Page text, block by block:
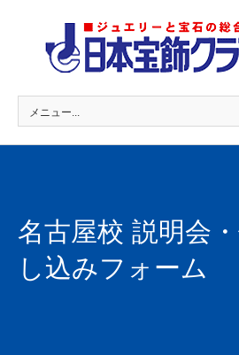
メニュー...
名古屋校 説明会
し込みフォーム